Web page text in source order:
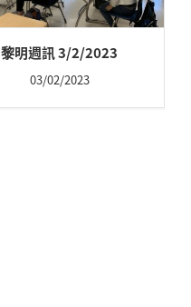
黎明週訊 3/2/2023
03/02/2023